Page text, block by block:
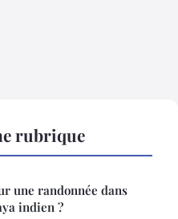
rubrique
une randonnée dans
indien ?